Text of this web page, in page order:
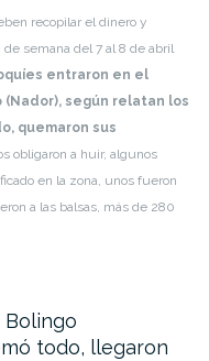
recopilar el dinero y
semana del 7 al 8 de abril
entraron en el
según relatan los
quemaron sus
obligaron a huir, algunos
en la zona, unos fueron
a las balsas, más de 280
Bolingo
todo, llegaron